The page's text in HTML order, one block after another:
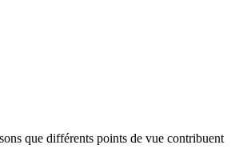
que différents points de vue contribuent